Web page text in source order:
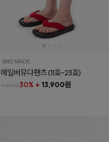
에일버뮤다팬츠(11호~23호)
19,800원30% ↓ 13,900원